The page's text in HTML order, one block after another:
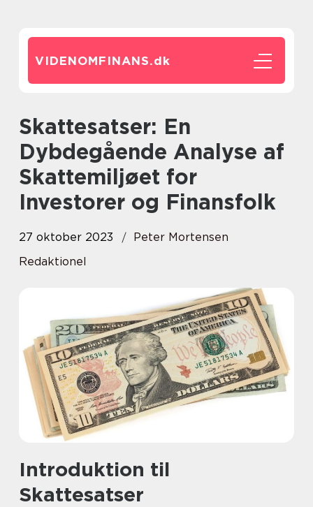
VIDENOMFINANS.dk
Skattesatser: En
Dybdegående Analyse af
Skattemiljøet for
Investorer og Finansfolk
27 oktober 2023
Peter Mortensen
Redaktionel
Introduktion til
Skattesatser